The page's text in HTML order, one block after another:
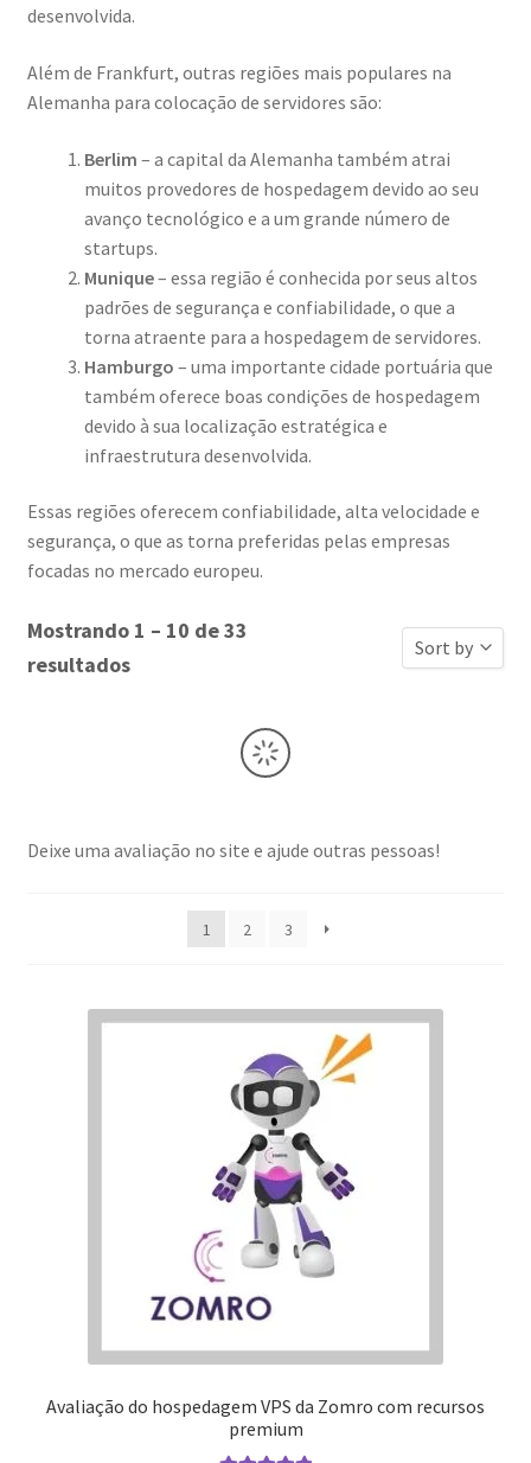
desenvolvida.
Além de Frankfurt, outras regiões mais populares na
Alemanha para colocação de servidores são:
Berlim – a capital da Alemanha também atrai
muitos provedores de hospedagem devido ao seu
avanço tecnológico e a um grande número de
startups.
Munique– essa região é conhecida por seus altos
padrões de segurança e confiabilidade, o que a
torna atraente para a hospedagem de servidores.
Hamburgo – uma importante cidade portuária que
também oferece boas condições de hospedagem
devido à sua localização estratégica e
infraestrutura desenvolvida.
Essas regiões oferecem confiabilidade, alta velocidade e
segurança, o que as torna preferidas pelas empresas
focadas no mercado europeu.
Mostrando 1 – 10 de 33
resultados
Sort by
Deixe uma avaliação no site e ajude outras pessoas!
1 2 3
Avaliação do hospedagem VPS da Zomro com recursos
premium